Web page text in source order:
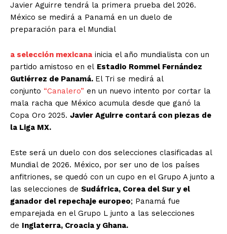
Javier Aguirre tendrá la primera prueba del 2026.
México se medirá a Panamá en un duelo de
preparación para el Mundial
a selección mexicana inicia el año mundialista con un
partido amistoso en el Estadio Rommel Fernández
Gutiérrez de Panamá. El Tri se medirá al
conjunto “Canalero” en un nuevo intento por cortar la
mala racha que México acumula desde que ganó la
Copa Oro 2025. Javier Aguirre contará con piezas de
la Liga MX.
Este será un duelo con dos selecciones clasificadas al
Mundial de 2026. México, por ser uno de los países
anfitriones, se quedó con un cupo en el Grupo A junto a
las selecciones de Sudáfrica, Corea del Sur y el
ganador del repechaje europeo; Panamá fue
emparejada en el Grupo L junto a las selecciones
de Inglaterra, Croacia y Ghana.